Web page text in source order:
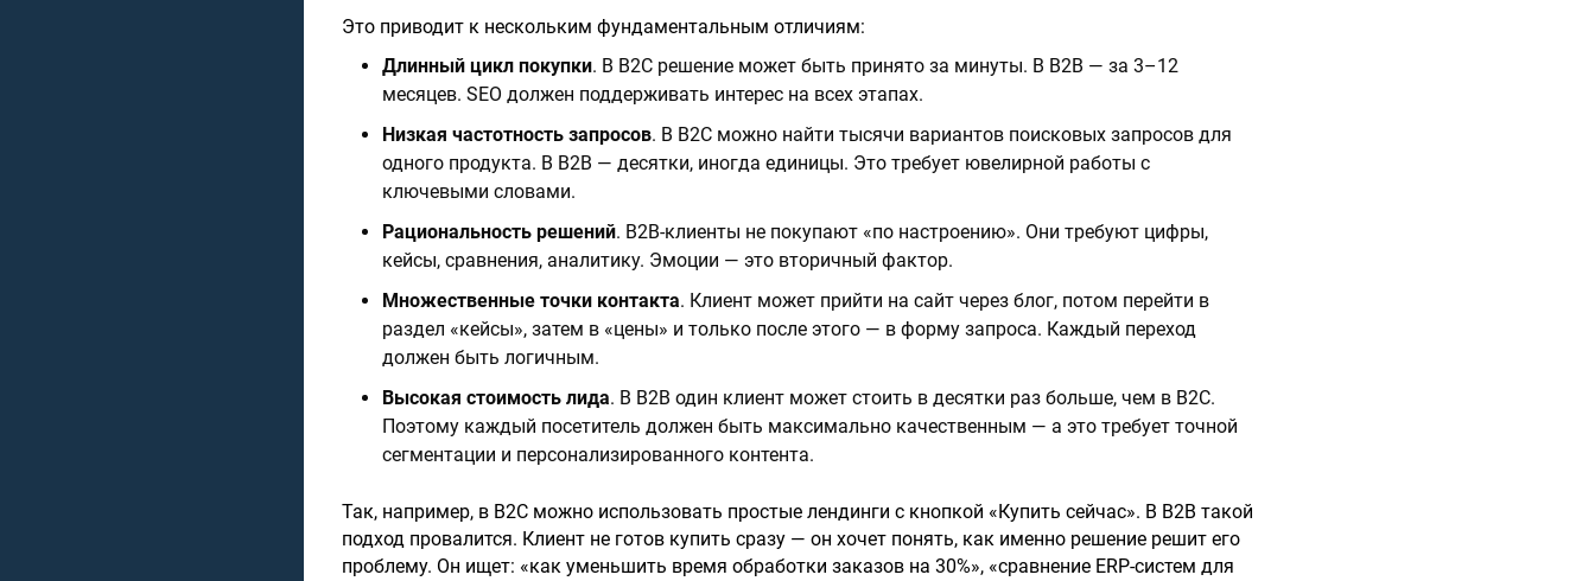
Это приводит к нескольким фундаментальным отличиям:
Длинный цикл покупки. В B2C решение может быть принято за минуты. В B2B — за 3–12
месяцев. SEO должен поддерживать интерес на всех этапах.
Низкая частотность запросов. В B2C можно найти тысячи вариантов поисковых запросов для
одного продукта. В B2B — десятки, иногда единицы. Это требует ювелирной работы с
ключевыми словами.
Рациональность решений. B2B-клиенты не покупают «по настроению». Они требуют цифры,
кейсы, сравнения, аналитику. Эмоции — это вторичный фактор.
Множественные точки контакта. Клиент может прийти на сайт через блог, потом перейти в
раздел «кейсы», затем в «цены» и только после этого — в форму запроса. Каждый переход
должен быть логичным.
Высокая стоимость лида. В B2B один клиент может стоить в десятки раз больше, чем в B2C.
Поэтому каждый посетитель должен быть максимально качественным — а это требует точной
сегментации и персонализированного контента.
Так, например, в B2C можно использовать простые лендинги с кнопкой «Купить сейчас». В B2B такой
подход провалится. Клиент не готов купить сразу — он хочет понять, как именно решение решит его
проблему. Он ищет: «как уменьшить время обработки заказов на 30%», «сравнение ERP-систем для